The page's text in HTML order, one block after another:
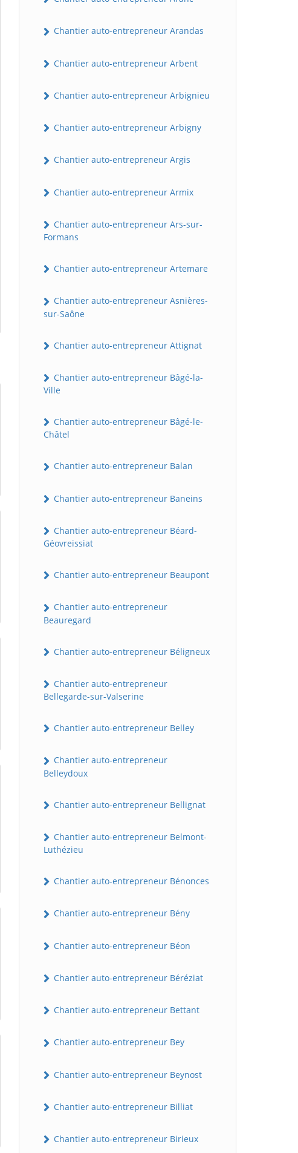
Chantier auto-entrepreneur Arandas
Chantier auto-entrepreneur Arbent
Chantier auto-entrepreneur Arbignieu
Chantier auto-entrepreneur Arbigny
Chantier auto-entrepreneur Argis
Chantier auto-entrepreneur Armix
Chantier auto-entrepreneur Ars-sur-
Formans
Chantier auto-entrepreneur Artemare
Chantier auto-entrepreneur Asnières-
sur-Saône
Chantier auto-entrepreneur Attignat
Chantier auto-entrepreneur Bâgé-la-
Ville
Chantier auto-entrepreneur Bâgé-le-
Châtel
Chantier auto-entrepreneur Balan
Chantier auto-entrepreneur Baneins
Chantier auto-entrepreneur Béard-
Géovreissiat
Chantier auto-entrepreneur Beaupont
Chantier auto-entrepreneur
Beauregard
Chantier auto-entrepreneur Béligneux
Chantier auto-entrepreneur
Bellegarde-sur-Valserine
Chantier auto-entrepreneur Belley
Chantier auto-entrepreneur
Belleydoux
Chantier auto-entrepreneur Bellignat
Chantier auto-entrepreneur Belmont-
Luthézieu
Chantier auto-entrepreneur Bénonces
Chantier auto-entrepreneur Bény
Chantier auto-entrepreneur Béon
Chantier auto-entrepreneur Béréziat
Chantier auto-entrepreneur Bettant
Chantier auto-entrepreneur Bey
Chantier auto-entrepreneur Beynost
Chantier auto-entrepreneur Billiat
Chantier auto-entrepreneur Birieux